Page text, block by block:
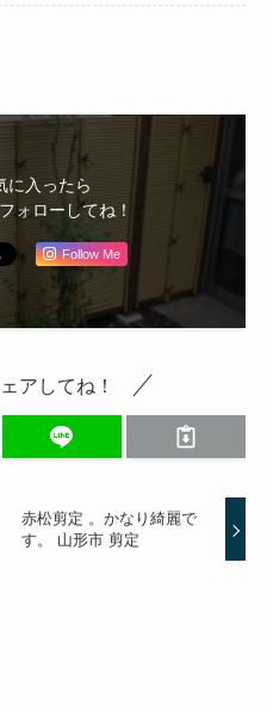
に入ったら
ォローしてね！
Follow Me
アしてね！
赤松剪定 。かなり綺麗で
す。 山形市 剪定